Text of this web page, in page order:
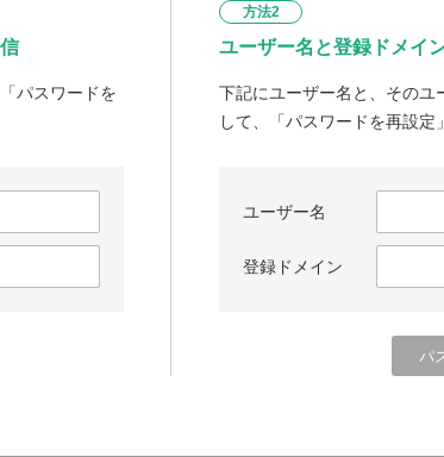
パスワードを
方法2
ユーザー名と登録ドメイ
下記にユーザー名と、そのユ
して、「パスワードを再設定
ユーザー名
登録ドメイン